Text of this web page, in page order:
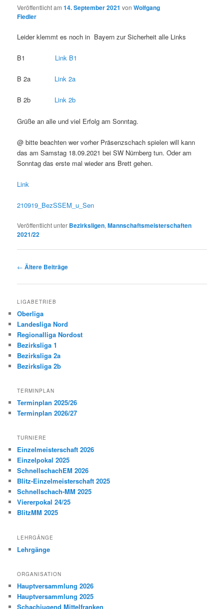
Veröffentlicht am14. September 2021 vonWolfgang
Fiedler
Leider klemmt es noch in Bayern zur Sicherheit alle Links
B1 Link B1
B 2a Link 2a
B 2b Link 2b
Grüße an alle und viel Erfolg am Sonntag.
@ bitte beachten wer vorher Präsenzschach spielen will kann
das am Samstag 18.09.2021 bei SW Nürnberg tun. Oder am
Sonntag das erste mal wieder ans Brett gehen.
Link
210919_BezSSEM_u_Sen
Veröffentlicht unter Bezirksligen,Mannschaftsmeisterschaften
2021/22
Beitragsnavigation
← Ältere Beiträge
LIGABETRIEB
Oberliga
Landesliga Nord
Regionalliga Nordost
Bezirksliga 1
Bezirksliga 2a
Bezirksliga 2b
TERMINPLAN
Terminplan 2025/26
Terminplan 2026/27
TURNIERE
Einzelmeisterschaft 2026
Einzelpokal 2025
SchnellschachEM 2026
Blitz-Einzelmeisterschaft 2025
Schnellschach-MM 2025
Viererpokal 24/25
BlitzMM 2025
LEHRGÄNGE
Lehrgänge
ORGANISATION
Hauptversammlung 2026
Hauptversammlung 2025
Schachjugend Mittelfranken